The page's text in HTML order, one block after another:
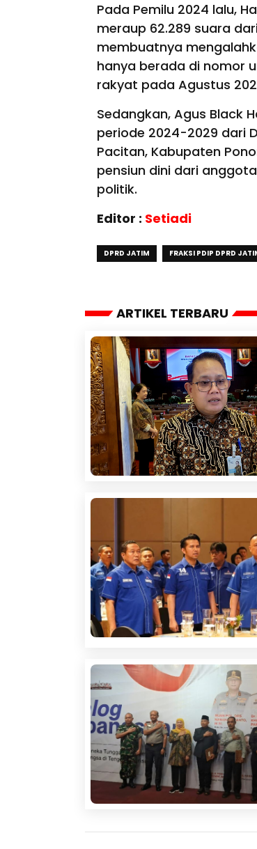
Pada Pemilu 2024 lalu,
meraup 62.289 suara
membuatnya
hanya berada di nomor
rakyat pada Agustus
Sedangkan, Agus Black
periode 2024-2029 dari
Pacitan, Kabupaten
pensiun dini dari
politik.
Editor : Setiadi
DPRD JATIM FRAKSI PDIP DPRD
ARTIKEL TERBARU